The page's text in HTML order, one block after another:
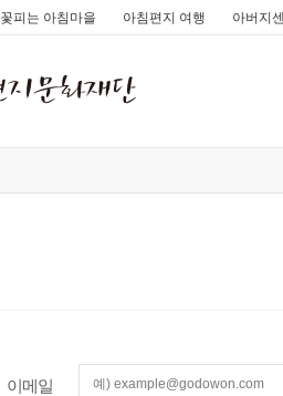
꽃피는 아침마을 아침편지 여행 아버지
이메일